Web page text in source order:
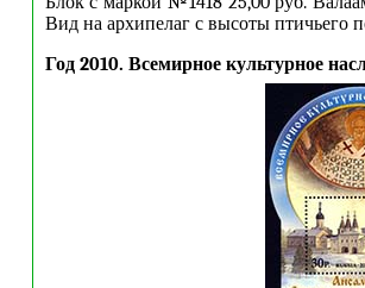
Вид на архипелаг с высоты птичьего
Год 2010. Всемирное культурное